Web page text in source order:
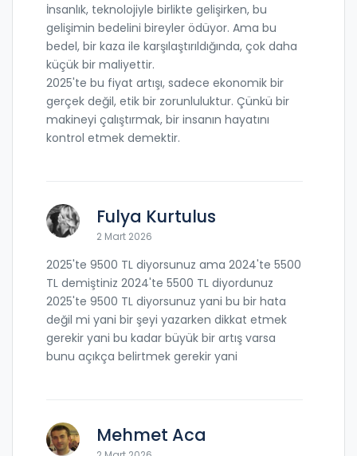
İnsanlık, teknolojiyle birlikte gelişirken, bu
gelişimin bedelini bireyler ödüyor. Ama bu
bedel, bir kaza ile karşılaştırıldığında, çok daha
küçük bir maliyettir.
2025'te bu fiyat artışı, sadece ekonomik bir
gerçek değil, etik bir zorunluluktur. Çünkü bir
makineyi çalıştırmak, bir insanın hayatını
kontrol etmek demektir.
Fulya Kurtulus
2 Mart 2026
2025'te 9500 TL diyorsunuz ama 2024'te 5500
TL demiştiniz 2024'te 5500 TL diyordunuz
2025'te 9500 TL diyorsunuz yani bu bir hata
değil mi yani bir şeyi yazarken dikkat etmek
gerekir yani bu kadar büyük bir artış varsa
bunu açıkça belirtmek gerekir yani
Mehmet Aca